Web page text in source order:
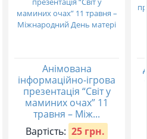
Анімована
інформаційно-ігрова
презентація “Світ у
маминих очах” 11
травня – Між...
Вартість: 25 грн.